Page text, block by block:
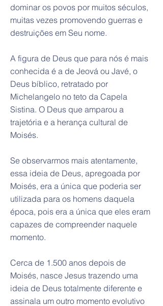
dominar os povos por muitos séculos,
muitas vezes promovendo guerras e
destruições em Seu nome.
A figura de Deus que para nós é mais
conhecida é a de Jeová ou Javé, o
Deus bíblico, retratado por
Michelangelo no teto da Capela
Sistina. O Deus que amparou a
trajetória e a herança cultural de
Moisés.
Se observarmos mais atentamente,
essa ideia de Deus, apregoada por
Moisés, era a única que poderia ser
utilizada para os homens daquela
época, pois era a única que eles eram
capazes de compreender naquele
momento.
Cerca de 1.500 anos depois de
Moisés, nasce Jesus trazendo uma
ideia de Deus totalmente diferente e
assinala um outro momento evolutivo